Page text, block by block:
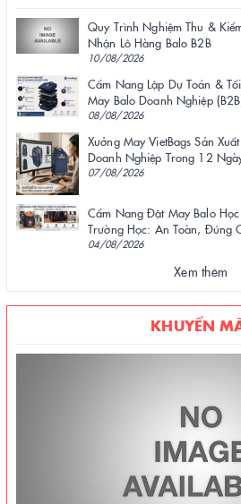
Quy Trình Nghiệm Thu &
Nhận Lô Hàng Balo B2B
10/08/2026
Cẩm Nang Lập Dự Toán &
May Balo Doanh Nghiệp
08/08/2026
Xưởng May VietBags Sản
Doanh Nghiệp Trong 12
07/08/2026
Cẩm Nang Đặt May Balo
Trường Học: An Toàn, Đúng
04/08/2026
Xem thêm
KHUYẾN